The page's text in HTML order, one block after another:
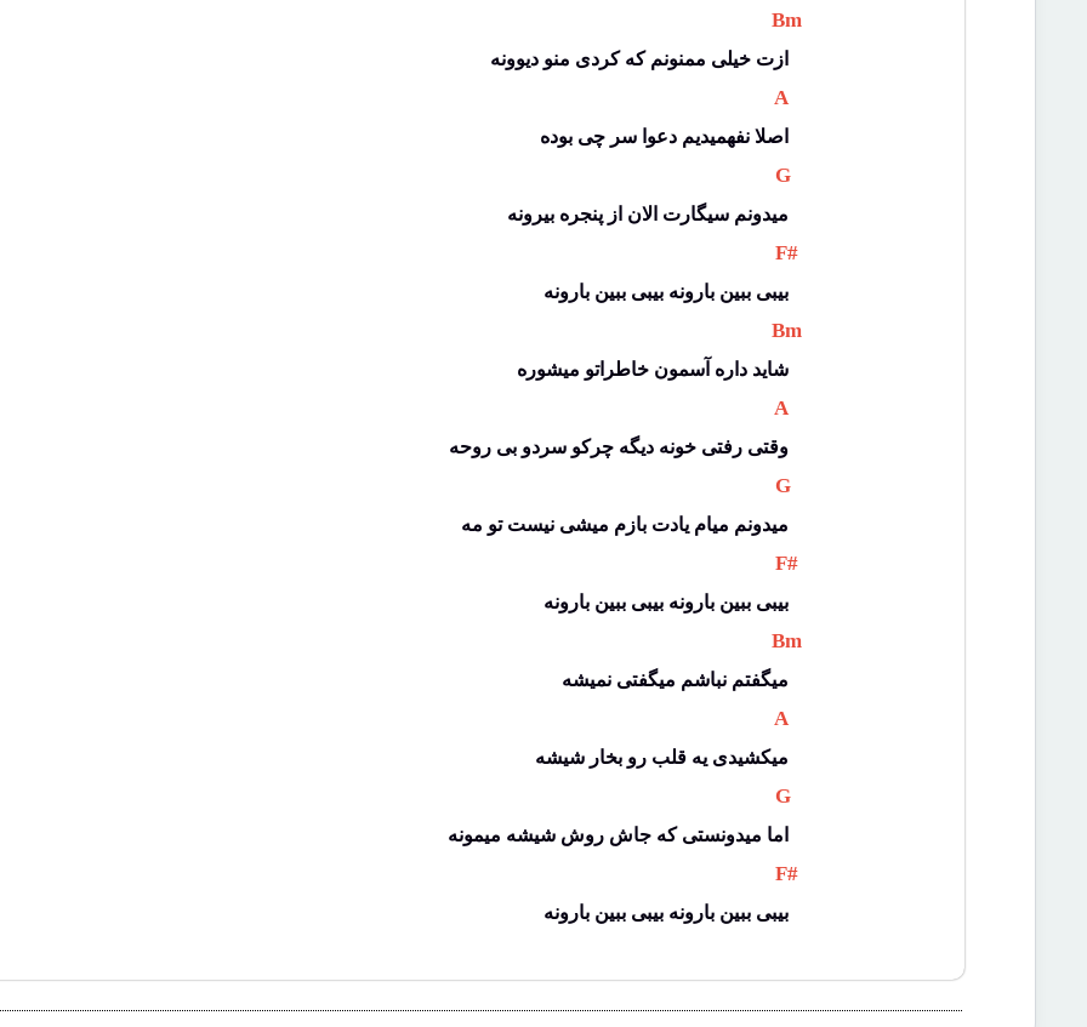
Bm
ازت خیلی ممنونم که کردی منو دیوونه
A
اصلا نفهمیدیم دعوا سر چی بوده
G
میدونم سیگارت الان از پنجره بیرونه
F#
بیبی ببین بارونه بیبی ببین بارونه
Bm
شاید داره آسمون خاطراتو میشوره
A
وقتی رفتی خونه دیگه چرکو سردو بی روحه
G
میدونم میام یادت بازم میشی نیست تو مه
F#
بیبی ببین بارونه بیبی ببین بارونه
Bm
میگفتم نباشم میگفتی نمیشه
A
میکشیدی یه قلب رو بخار شیشه
G
اما میدونستی که جاش روش شیشه میمونه
F#
بیبی ببین بارونه بیبی ببین بارونه